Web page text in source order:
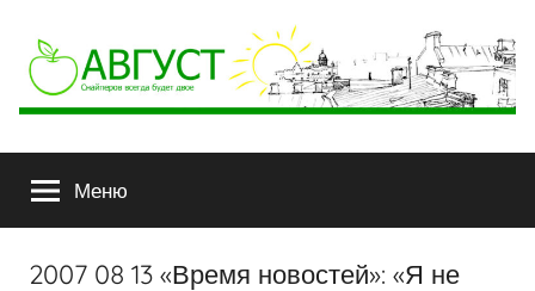
АВГУСТ
будет
двое
Меню
2007 08 13 «Время новостей»: «Я не